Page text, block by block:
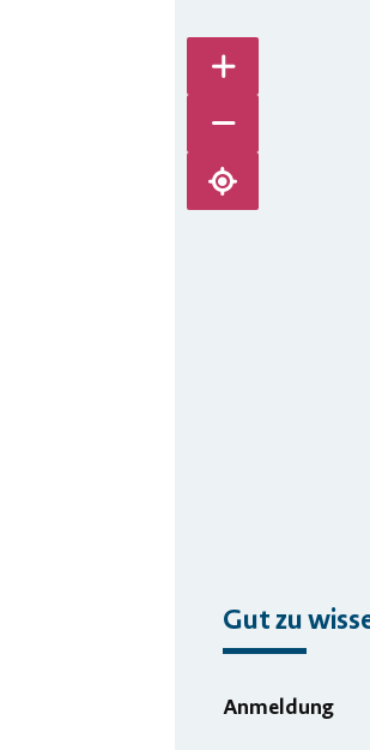
Karte vergrößern
Karte verkleinern
Karte zentrieren
Gut zu
Anmeldung